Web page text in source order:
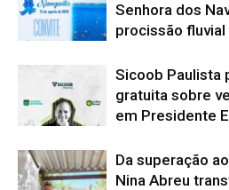
Senhora dos
procissão
Sicoob Paulista
gratuita sobre
em Presidente
Da superação
Nina Abreu